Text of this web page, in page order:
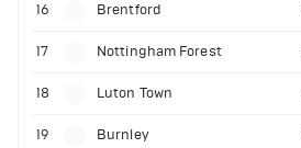
16 Brentford
17 Nottingham Forest
18 Luton Town
19 Burnley